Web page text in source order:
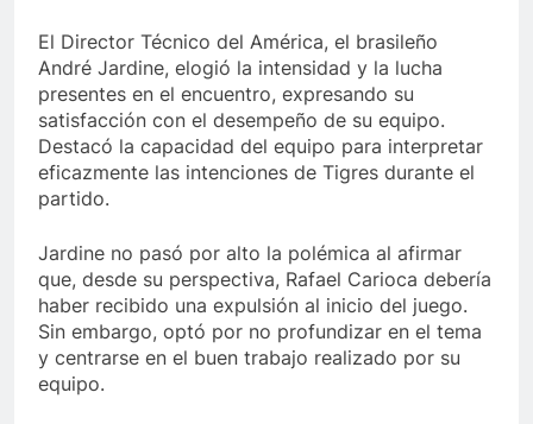
El Director Técnico del América, el brasileño
André Jardine, elogió la intensidad y la lucha
presentes en el encuentro, expresando su
satisfacción con el desempeño de su equipo.
Destacó la capacidad del equipo para interpretar
eficazmente las intenciones de Tigres durante el
partido.
Jardine no pasó por alto la polémica al afirmar
que, desde su perspectiva, Rafael Carioca debería
haber recibido una expulsión al inicio del juego.
Sin embargo, optó por no profundizar en el tema
y centrarse en el buen trabajo realizado por su
equipo.